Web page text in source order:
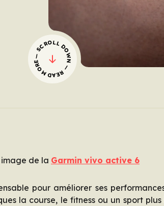
— SCROLL DOWN — READ MORE
de la Garmin vivo active 6
pour améliorer ses
la course, le fitness ou un sport plus